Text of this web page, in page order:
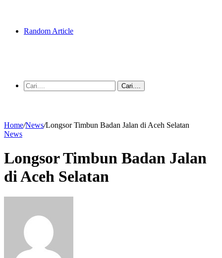
Random Article
Cari....
Home/News/Longsor Timbun Badan Jalan di Aceh Selatan
News
Longsor Timbun Badan Jalan
di Aceh Selatan